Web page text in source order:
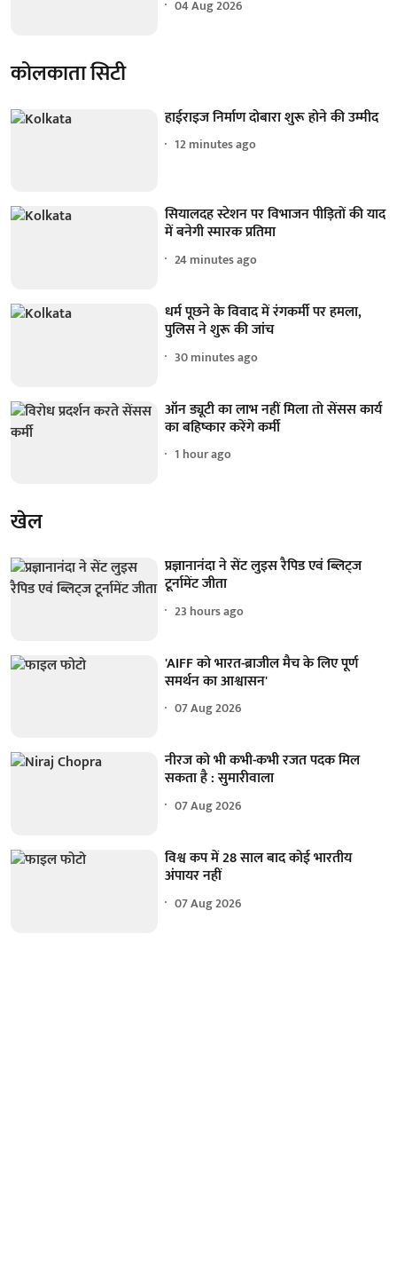
04 Aug 2026
कोलकाता सिटी
हाईराइज निर्माण दोबारा शुरू होने की उम्मीद
12 minutes ago
सियालदह स्टेशन पर विभाजन पीड़ितों की याद
में बनेगी स्मारक प्रतिमा
24 minutes ago
धर्म पूछने के विवाद में रंगकर्मी पर हमला,
पुलिस ने शुरू की जांच
30 minutes ago
ऑन ड्यूटी का लाभ नहीं मिला तो सेंसस कार्य
का बहिष्कार करेंगे कर्मी
1 hour ago
खेल
प्रज्ञानानंदा ने सेंट लुइस रैपिड एवं ब्लिट्ज
टूर्नामेंट जीता
23 hours ago
'AIFF को भारत-ब्राजील मैच के लिए पूर्ण
समर्थन का आश्वासन'
07 Aug 2026
नीरज को भी कभी-कभी रजत पदक मिल
सकता है : सुमारीवाला
07 Aug 2026
विश्व कप में 28 साल बाद कोई भारतीय
अंपायर नहीं
07 Aug 2026